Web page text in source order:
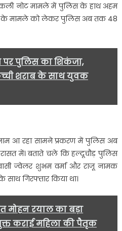
है
खुलासा’
से
अधिक
हिरासत
में…….
नोट मामले में पुलिस के हाथ अहम
के मामले को लेकर पुलिस अब तक 48
पर पुलिस का शिकंजा,
शराब के साथ युवक
आ रहा सामने प्रकरण में पुलिस अब
में। बताते चले कि हल्दूचौड़ पुलिस
ज्वेलर शुभम वर्मा और राजू नामक
गिरफ्तार किया था।
मोहन रयाल का बड़ा
कराई महिला की पैतृक